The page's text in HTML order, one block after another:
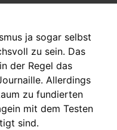
ja sogar selbst
zu sein. Das
der Regel das
Allerdings
zu fundierten
mit dem Testen
sind.